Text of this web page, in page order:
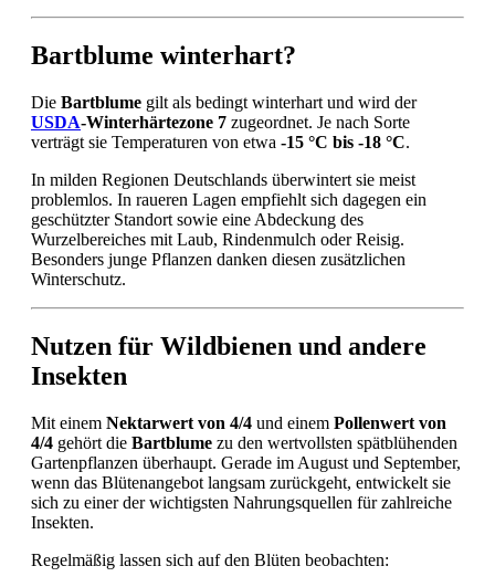
Bartblume winterhart?
Die Bartblume gilt als bedingt winterhart und wird der
USDA-Winterhärtezone 7 zugeordnet. Je nach Sorte
verträgt sie Temperaturen von etwa -15 °C bis -18 °C.
In milden Regionen Deutschlands überwintert sie meist
problemlos. In raueren Lagen empfiehlt sich dagegen ein
geschützter Standort sowie eine Abdeckung des
Wurzelbereiches mit Laub, Rindenmulch oder Reisig.
Besonders junge Pflanzen danken diesen zusätzlichen
Winterschutz.
Nutzen für Wildbienen und andere
Insekten
Mit einem Nektarwert von 4/4 und einem Pollenwert von
4/4 gehört die Bartblume zu den wertvollsten spätblühenden
Gartenpflanzen überhaupt. Gerade im August und September,
wenn das Blütenangebot langsam zurückgeht, entwickelt sie
sich zu einer der wichtigsten Nahrungsquellen für zahlreiche
Insekten.
Regelmäßig lassen sich auf den Blüten beobachten: